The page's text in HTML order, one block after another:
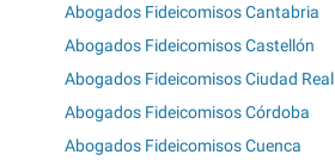
Abogados Fideicomisos Cantabria
Abogados Fideicomisos Castellón
Abogados Fideicomisos Ciudad Real
Abogados Fideicomisos Córdoba
Abogados Fideicomisos Cuenca